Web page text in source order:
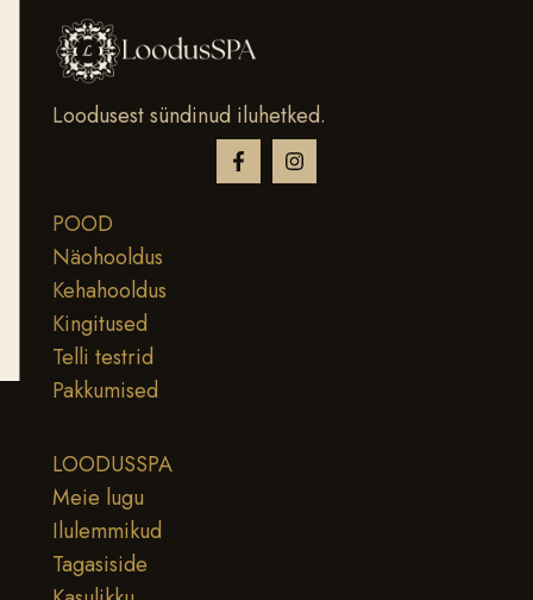
Loodusest sündinud iluhetked.
POOD
Näohooldus
Kehahooldus
Kingitused
Telli testrid
Pakkumised
LOODUSSPA
Meie lugu
Ilulemmikud
Tagasiside